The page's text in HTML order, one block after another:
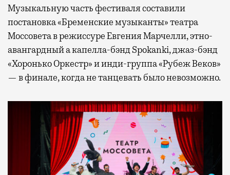
Музыкальную часть фестиваля составили
постановка «Бременские музыканты» театра
Моссовета в режиссуре Евгения Марчелли, этно-
авангардный а капелла-бэнд Spokanki, джаз-бэнд
«Хоронько Оркестр» и инди-группа «Рубеж Веков»
— в финале, когда не танцевать было невозможно.